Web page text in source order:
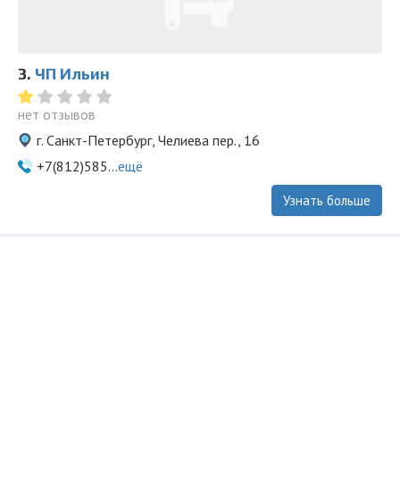
3. ЧП Ильин
нет отзывов
г. Санкт-Петербург, Челиева пер., 16
+7(812)585...ещё
Узнать больше